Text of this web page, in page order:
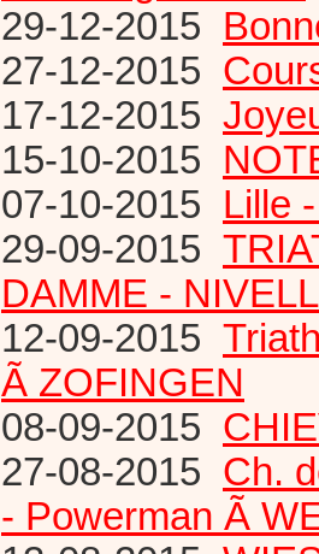
29-12-2015
27-12-2015
17-12-2015
15-10-2015
07-10-2015 Lille
29-09-2015
DAMME -
12-09-2015
Ã ZOFINGEN
08-09-2015
27-08-2015 Ch.
- Powerman Ã